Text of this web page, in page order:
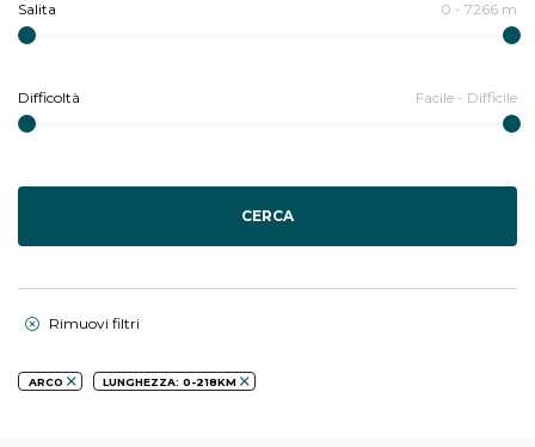
Salita 0 - 7266 m
Difficoltà Facile - Difficile
CERCA
Rimuovi filtri
ARCO LUNGHEZZA: 0-218KM